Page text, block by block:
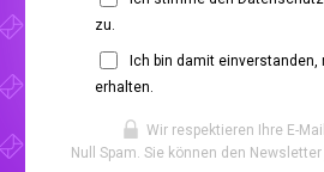
zu.
Ich bin damit einverstanden,
erhalten.
Wir respektieren Ihre E-
Null Spam. Sie können den